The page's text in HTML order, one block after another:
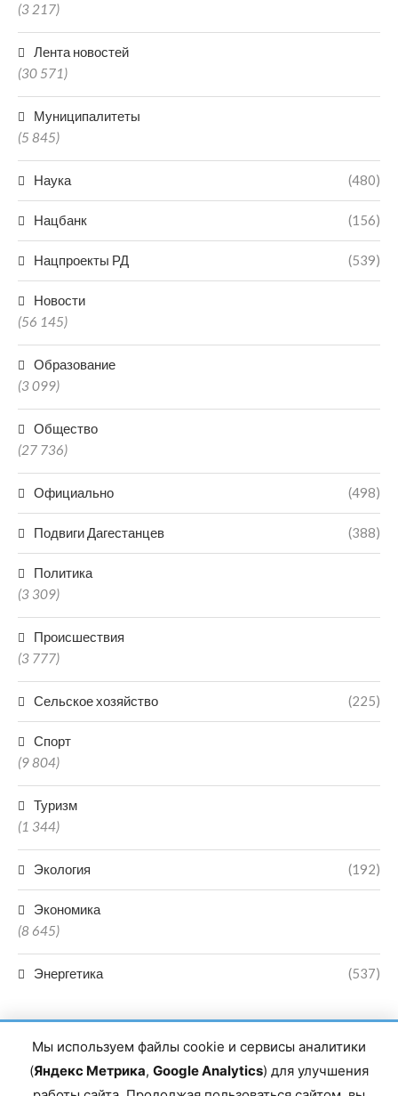
(3 217)
Лента новостей
(30 571)
Муниципалитеты
(5 845)
Наука (480)
Нацбанк (156)
Нацпроекты РД (539)
Новости
(56 145)
Образование
(3 099)
Общество
(27 736)
Официально (498)
Подвиги Дагестанцев (388)
Политика
(3 309)
Происшествия
(3 777)
Сельское хозяйство (225)
Спорт
(9 804)
Туризм
(1 344)
Экология (192)
Экономика
(8 645)
Энергетика (537)
Мы используем файлы cookie и сервисы аналитики
(Яндекс Метрика, Google Analytics) для улучшения